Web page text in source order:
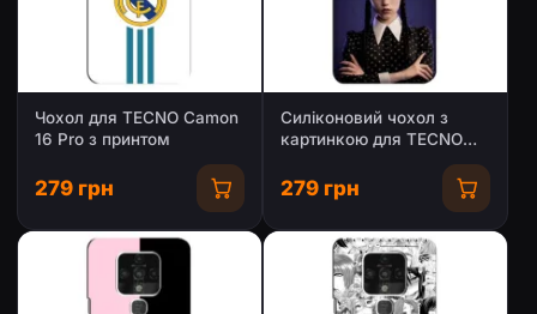
Чохол для TECNO Camon
16 Pro з принтом
279 грн
Силіконовий чохол з
картинкою для TECNO
279 грн